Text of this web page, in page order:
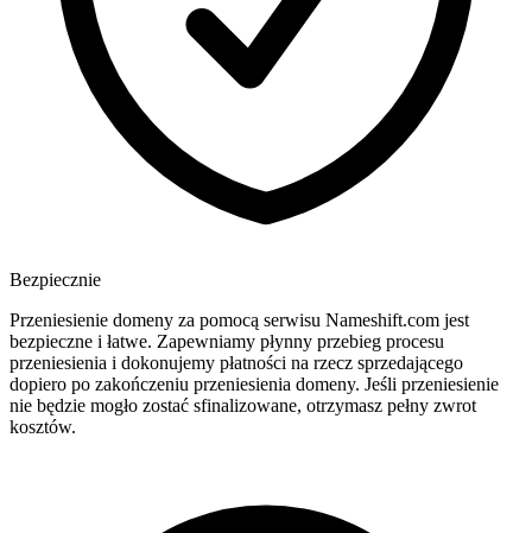
Bezpiecznie
Przeniesienie domeny za pomocą serwisu Nameshift.com jest
bezpieczne i łatwe. Zapewniamy płynny przebieg procesu
przeniesienia i dokonujemy płatności na rzecz sprzedającego
dopiero po zakończeniu przeniesienia domeny. Jeśli przeniesienie
nie będzie mogło zostać sfinalizowane, otrzymasz pełny zwrot
kosztów.